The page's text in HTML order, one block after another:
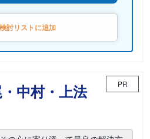
検討リストに追加
中村・上法
PR